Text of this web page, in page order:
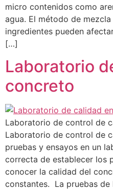
micro contenidos como
agua. El método de
ingredientes pueden
[…]
Laboratorio
concreto
Laboratorio de control de
Laboratorio de control de
pruebas y ensayos en un
correcta de establecer los
conocer la calidad del
constantes. La pruebas